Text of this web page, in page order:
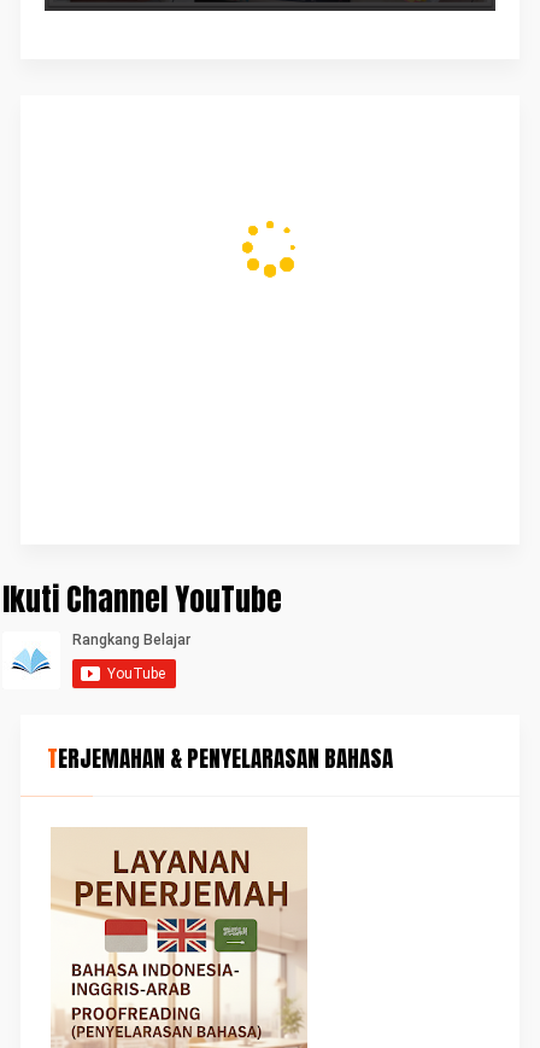
Ikuti Channel YouTube
TERJEMAHAN & PENYELARASAN BAHASA